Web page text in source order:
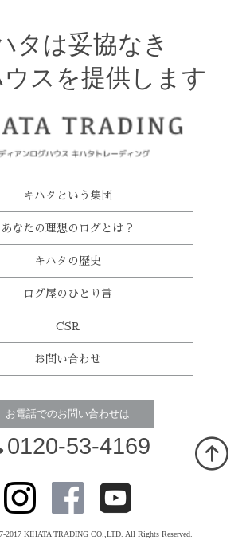
タは妥協なき
ウスを提供します
キハタという集団
あなたの理想のログとは？
キハタの歴史
ログ屋のひとり言
CSR
お問い合わせ
お電話でのお問い合わせは
0120-53-4169
2017 KIHATA TRADING CO.,LTD. All Rights Reserved.